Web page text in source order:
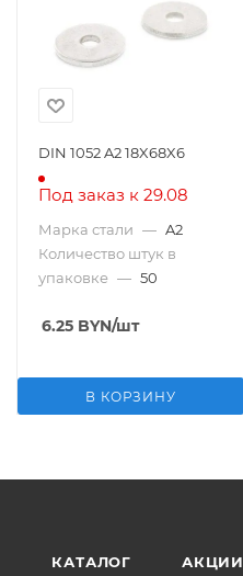
DIN 1052 A2 18X68X6
Под заказ к 29.08
Марка стали — A2
Количество штук в
упаковке — 50
6.25 BYN/шт
В КОРЗИНУ
КАТАЛОГ АКЦИИ